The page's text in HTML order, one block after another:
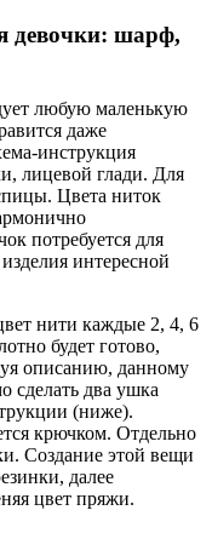
девочки: шарф,
любую маленькую
даже
инструкция
лицевой глади. Для
Цвета ниток
потребуется для
интересной
нити каждые 2, 4, 6
будет готово,
описанию, данному
сделать два ушка
(ниже).
крючком. Отдельно
Создание этой вещи
далее
цвет пряжи.